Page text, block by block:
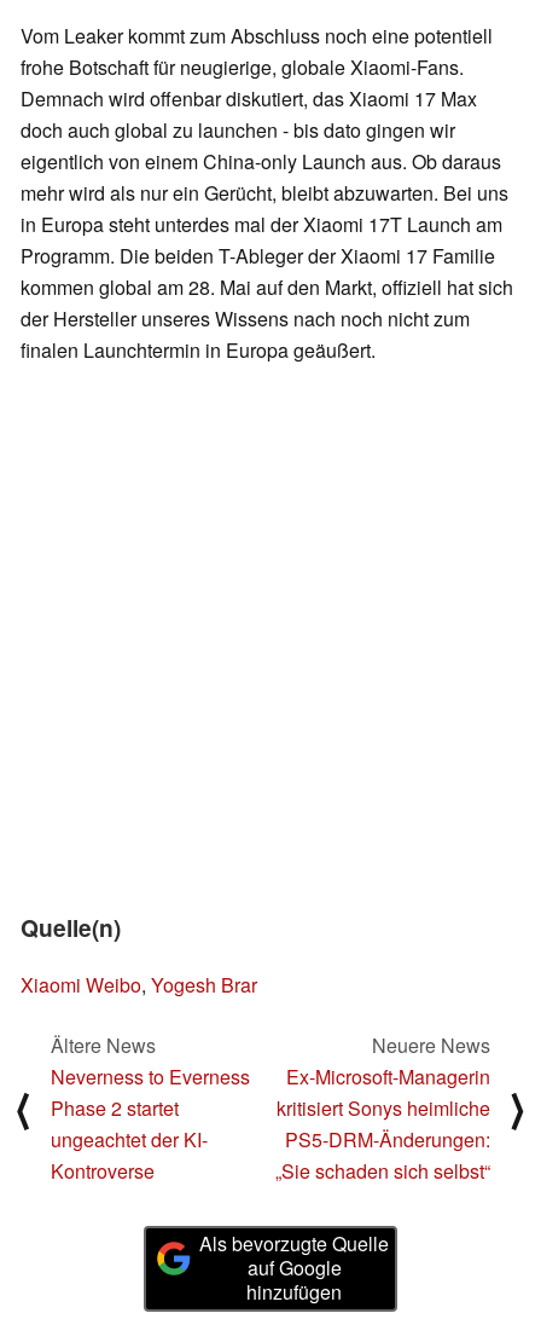
Vom Leaker kommt zum Abschluss noch eine potentiell
frohe Botschaft für neugierige, globale Xiaomi-Fans.
Demnach wird offenbar diskutiert, das Xiaomi 17 Max
doch auch global zu launchen - bis dato gingen wir
eigentlich von einem China-only Launch aus. Ob daraus
mehr wird als nur ein Gerücht, bleibt abzuwarten. Bei uns
in Europa steht unterdes mal der Xiaomi 17T Launch am
Programm. Die beiden T-Ableger der Xiaomi 17 Familie
kommen global am 28. Mai auf den Markt, offiziell hat sich
der Hersteller unseres Wissens nach noch nicht zum
finalen Launchtermin in Europa geäußert.
Quelle(n)
Xiaomi Weibo, Yogesh Brar
⟨
Ältere News
Neverness to Everness
Phase 2 startet
ungeachtet der KI-
Kontroverse
Neuere News
Ex-Microsoft-Managerin
kritisiert Sonys heimliche
PS5-DRM-Änderungen:
„Sie schaden sich selbst“
⟩
Als bevorzugte Quelle
auf Google
hinzufügen